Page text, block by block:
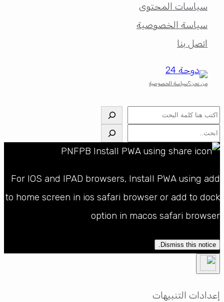
سياسات المحتوى
سياسة الخصوصية
اتصل بنا
من نحن؟سياسة الخصوصية
البحث
البحث
For IOS and IPAD browsers, Install PWA using add
to home screen in ios safari browser or add to dock
option in macos safari browser
Dismiss this notice.
إعدادات التنبيهات